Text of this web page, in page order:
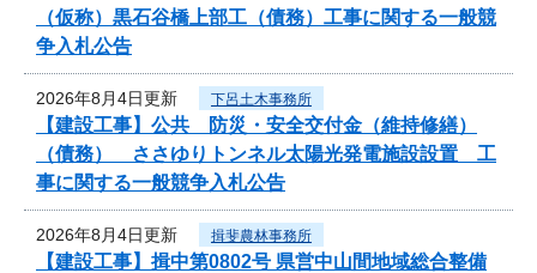
（仮称）黒石谷橋上部工（債務）工事に関する一般競
争入札公告
2026年8月4日更新 下呂土木事務所
【建設工事】公共 防災・安全交付金（維持修繕）
（債務） ささゆりトンネル太陽光発電施設設置 工
事に関する一般競争入札公告
2026年8月4日更新 揖斐農林事務所
【建設工事】揖中第0802号 県営中山間地域総合整備